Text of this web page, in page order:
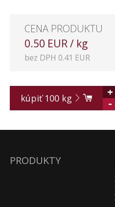
CENA PRODUKTU
0.50 EUR / kg
bez DPH 0.41 EUR
kúpiť100kg
+
-
PRODUKTY